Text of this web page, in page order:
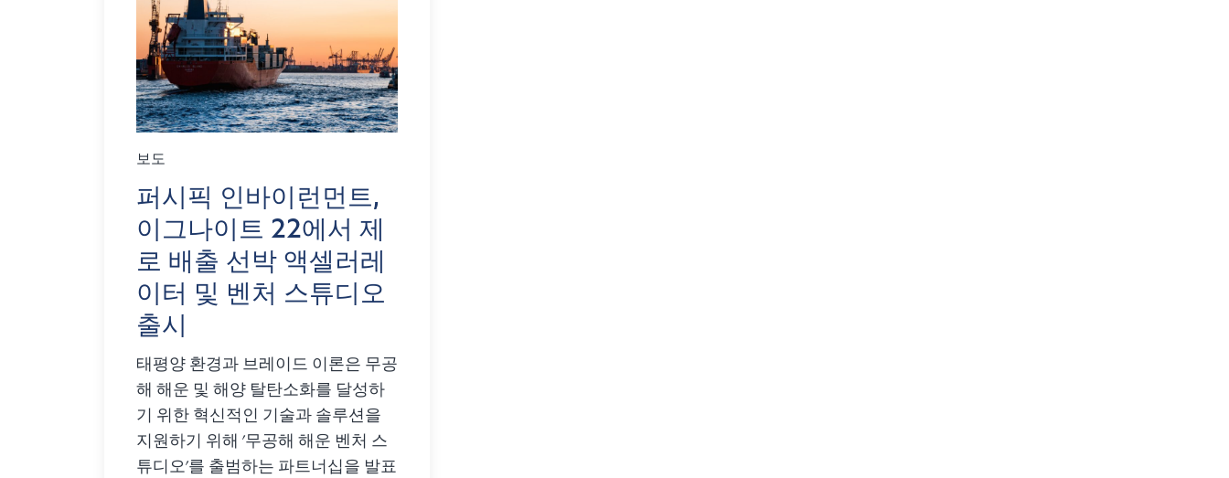
보도
퍼시픽 인바이런먼트,
이그나이트 22에서 제
로 배출 선박 액셀러레
이터 및 벤처 스튜디오
출시
태평양 환경과 브레이드 이론은 무공
해 해운 및 해양 탈탄소화를 달성하
기 위한 혁신적인 기술과 솔루션을
지원하기 위해 '무공해 해운 벤처 스
튜디오'를 출범하는 파트너십을 발표